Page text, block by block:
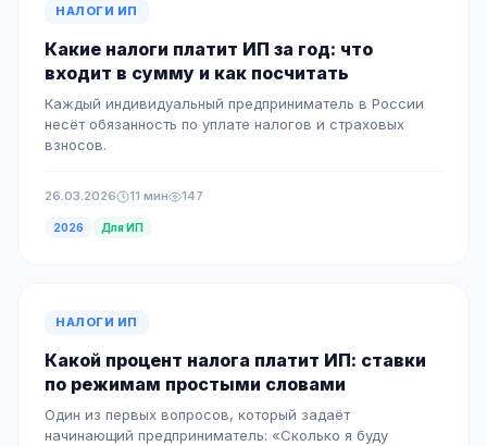
НАЛОГИ ИП
Какие налоги платит ИП за год: что
входит в сумму и как посчитать
Каждый индивидуальный предприниматель в России
несёт обязанность по уплате налогов и страховых
взносов.
26.03.2026 11 мин 147
2026 Для ИП
НАЛОГИ ИП
Какой процент налога платит ИП: ставки
по режимам простыми словами
Один из первых вопросов, который задаёт
начинающий предприниматель: «Сколько я буду